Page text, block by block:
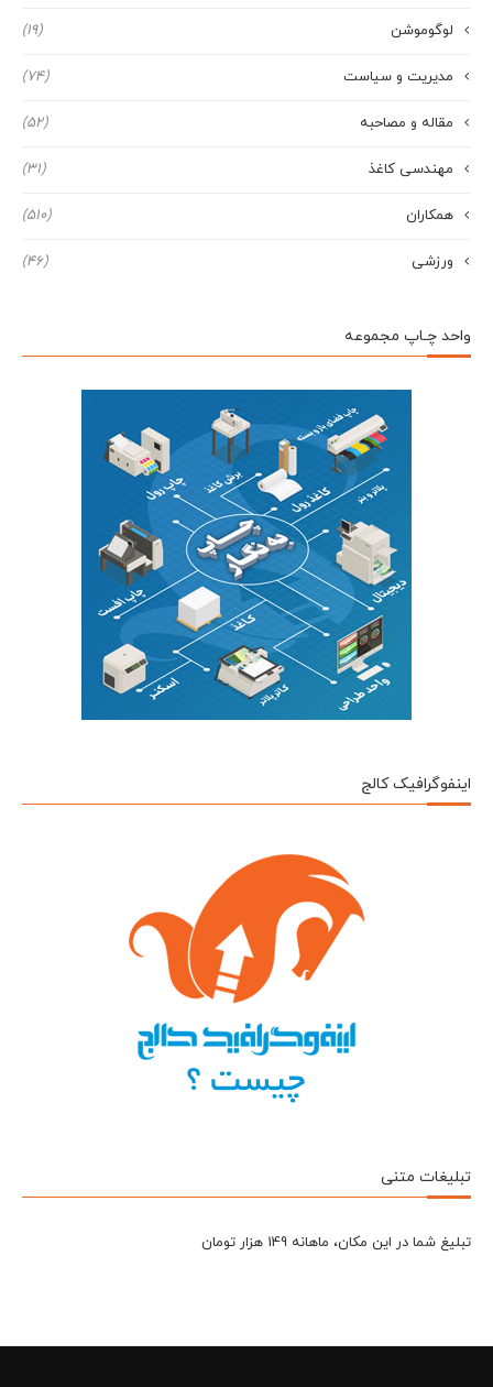
لوگوموشن (19)
مدیریت و سیاست (74)
مقاله و مصاحبه (52)
مهندسی کاغذ (31)
همکاران (510)
ورزشی (46)
واحد چـاپ مجموعه
اینفوگرافیک کالج
تبلیغات متنی
تبلیغ شما در این مکان، ماهانه 149 هزار تومان